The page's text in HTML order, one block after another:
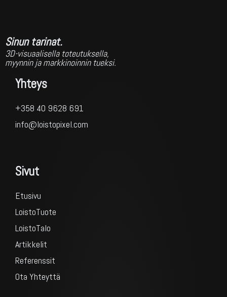
Sinun tarinat.
3D-visuaalisella toteutuksella,
myynnin ja markkinoinnin tueksi.
Yhteys
+358 40 9628 691
info@loistopixel.com
Sivut
Etusivu
LoistoTuote
LoistoTalo
Artikkelit
Referenssit
Ota Yhteyttä